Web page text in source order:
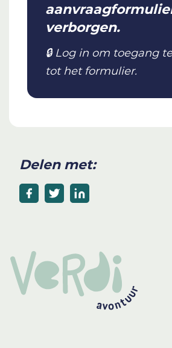
verborgen.
🔒 Log in om toegang
tot het formulier.
Delen met: